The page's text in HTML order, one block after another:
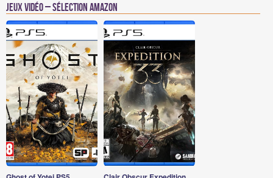
Jeux vidéo – Sélection Amazon